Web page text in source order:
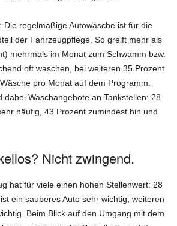
Die regelmäßige Autowäsche ist für die
der Fahrzeugpflege. So greift mehr als
mehrmals im Monat zum Schwamm bzw.
oft waschen, bei weiteren 35 Prozent
pro Monat auf dem Programm.
dabei Waschangebote an Tankstellen: 28
häufig, 43 Prozent zumindest hin und
Nicht zwingend.
hat für viele einen hohen Stellenwert: 28
ein sauberes Auto sehr wichtig, weiteren
Beim Blick auf den Umgang mit dem